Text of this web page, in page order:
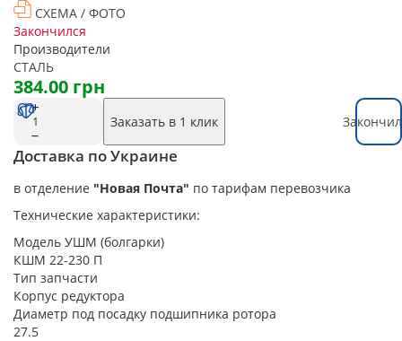
СХЕМА / ФОТО
Закончился
Производители
СТАЛЬ
384.00 грн
Заказать в 1 клик
Доставка по Украине
в отделение "Новая Почта" по тарифам перевозчика
Технические характеристики:
Модель УШМ (болгарки)
КШМ 22-230 П
Тип запчасти
Корпус редуктора
Диаметр под посадку подшипника ротора
27.5